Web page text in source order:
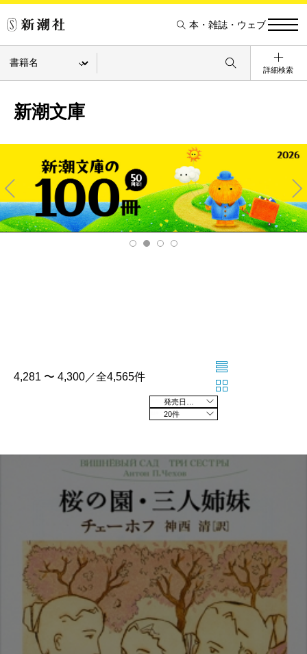
本・雑誌・ウェブ
詳細検索
新潮文庫
Pre
v
Ne
xt
4,281 〜 4,300／全4,565件
20件